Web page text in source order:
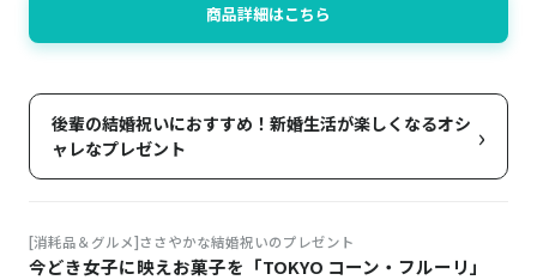
商品詳細はこちら
後輩の結婚祝いにおすすめ！新婚生活が楽しくなるオシ
ャレなプレゼント
›
[消耗品＆グルメ]ささやかな結婚祝いのプレゼント
今どき女子に映えお菓子を「TOKYO コーン・フルーリ」